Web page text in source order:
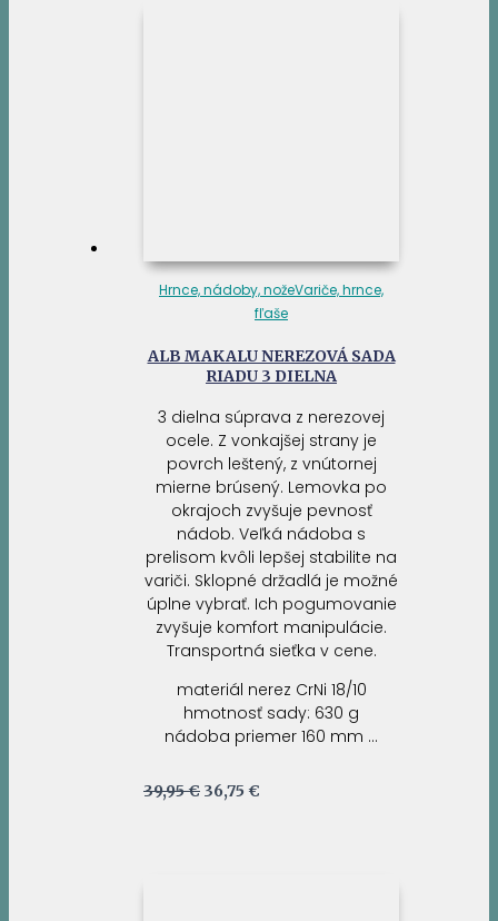
Hrnce, nádoby, nožeVariče, hrnce,
fľaše
ALB MAKALU NEREZOVÁ SADA
RIADU 3 DIELNA
3 dielna súprava z nerezovej
ocele. Z vonkajšej strany je
povrch leštený, z vnútornej
mierne brúsený. Lemovka po
okrajoch zvyšuje pevnosť
nádob. Veľká nádoba s
prelisom kvôli lepšej stabilite na
variči. Sklopné držadlá je možné
úplne vybrať. Ich pogumovanie
zvyšuje komfort manipulácie.
Transportná sieťka v cene.
materiál nerez CrNi 18/10
hmotnosť sady: 630 g
nádoba priemer 160 mm …
39,95€ Pôvodná
36,75 €